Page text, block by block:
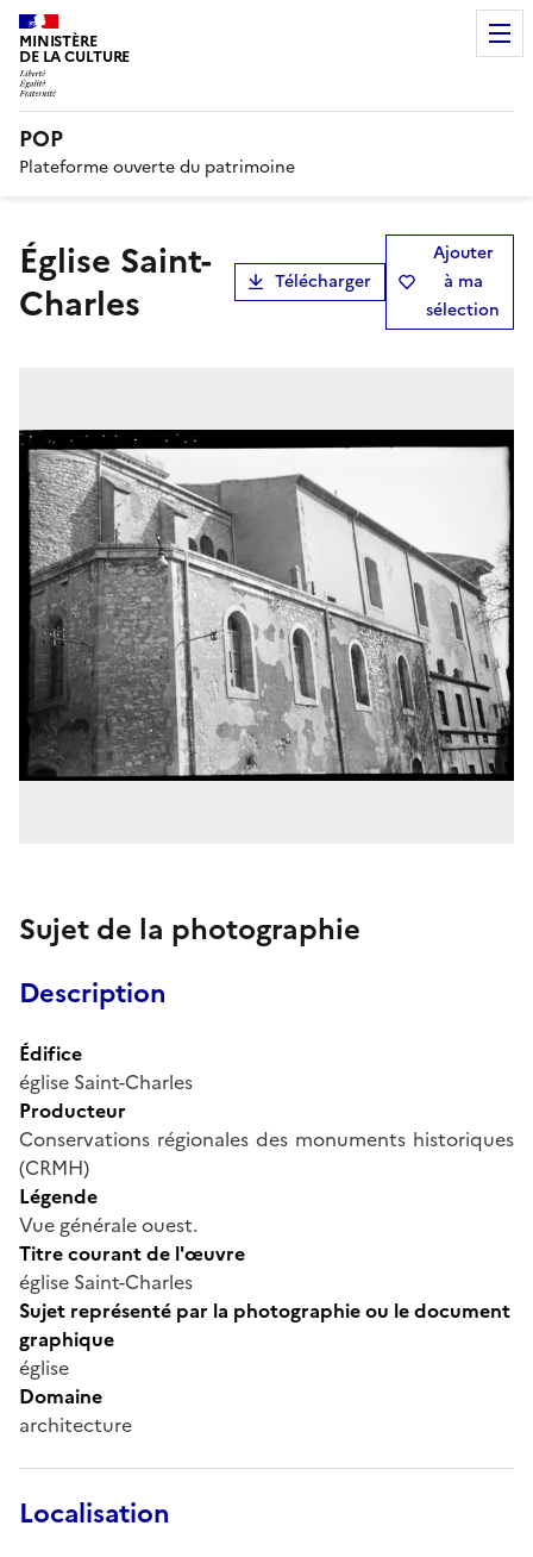
MINISTÈRE
DE LA CULTURE
POP
Plateforme ouverte du patrimoine
église Saint-
Charles
Télécharger
Ajouter
à ma
sélection
Sujet de la photographie
Description
Édifice
église Saint-Charles
Producteur
Conservations régionales des monuments historiques
(CRMH)
Légende
Vue générale ouest.
Titre courant de l'œuvre
église Saint-Charles
Sujet représenté par la photographie ou le document
graphique
église
Domaine
architecture
Localisation